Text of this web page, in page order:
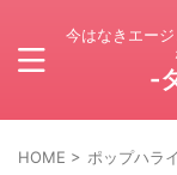
今はなきエー
-
HOME > ポップハラ